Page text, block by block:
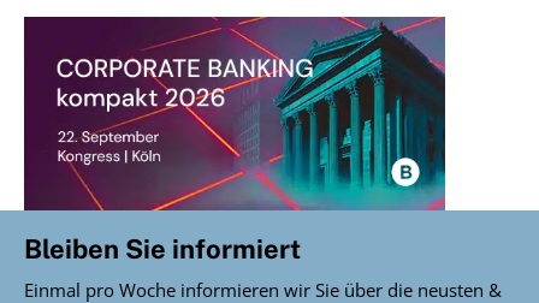
Bleiben Sie informiert
Einmal pro Woche informieren wir Sie über die neusten &